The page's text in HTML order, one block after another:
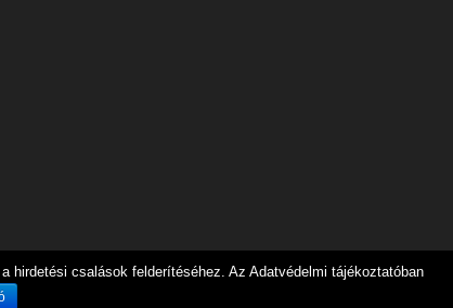
hirdetési csalások felderítéséhez. Az Adatvédelmi tájékoztatóban